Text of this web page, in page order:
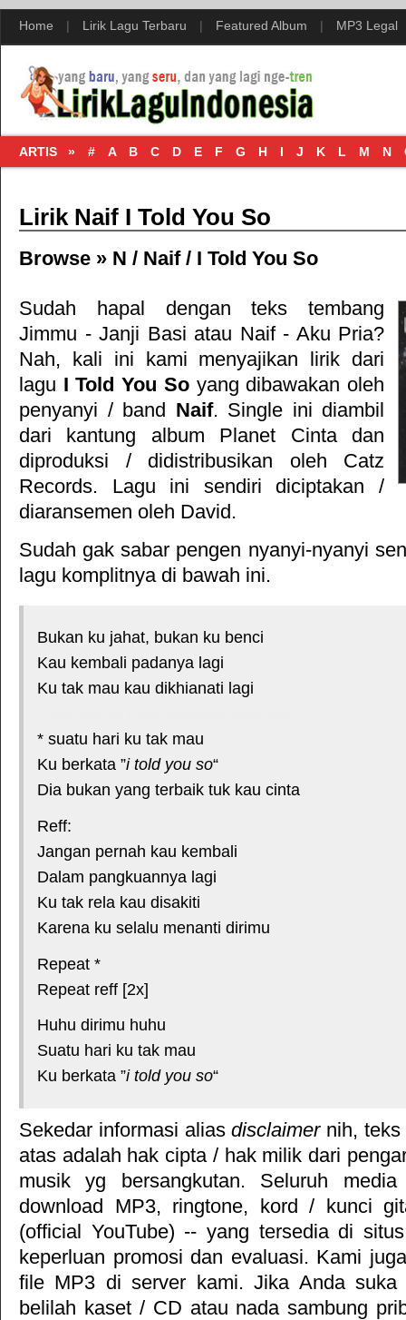
Home | Lirik Lagu Terbaru | Featured Album | MP3 Legal
ARTIS » # A B C D E F G H I J K L M N
Lirik Naif I Told You So
Browse » N / Naif/ I Told You So
Sudah hapal dengan teks tembang
Jimmu - Janji Basi atau Naif - Aku Pria?
Nah, kali ini kami menyajikan lirik dari
lagu I Told You Soyang dibawakan oleh
penyanyi / band Naif. Single ini diambil
dari kantung album Planet Cintadan
diproduksi / didistribusikan oleh Catz
Records. Lagu ini sendiri diciptakan /
diaransemen oleh David.
Sudah gak sabar pengen nyanyi-nyanyi
lagu komplitnya di bawah ini.
Bukan ku jahat, bukan ku benci
Kau kembali padanya lagi
Ku tak mau kau dikhianati lagi
* suatu hari ku tak mau
Ku berkata ”i told you so“
Dia bukan yang terbaik tuk kau cinta
Reff:
Jangan pernah kau kembali
Dalam pangkuannya lagi
Ku tak rela kau disakiti
Karena ku selalu menanti dirimu
Repeat *
Repeat reff [2x]
Huhu dirimu huhu
Suatu hari ku tak mau
Ku berkata ”i told you so“
Sekedar informasi aliasdisclaimernih, teks
atas adalah hak cipta / hak milik dari
musik yg bersangkutan. Seluruh
download MP3, ringtone, kord / kunci
(official YouTube) -- yang tersedia di
keperluan promosi dan evaluasi. Kami
file MP3 di server kami. Jika Anda
belilah kaset / CD atau nada sambung